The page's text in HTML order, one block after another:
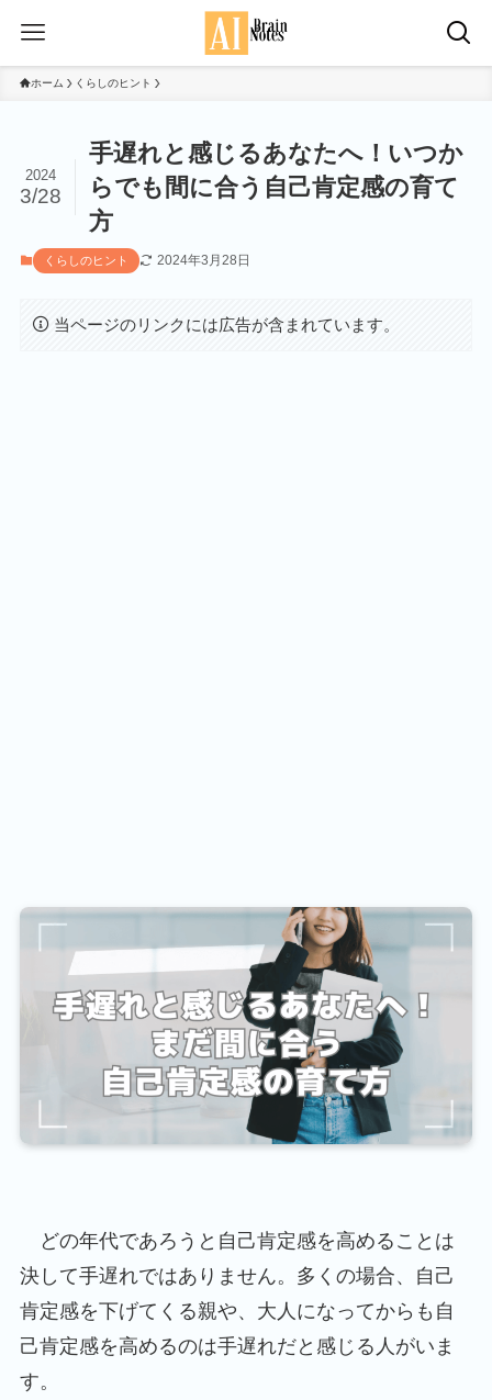
ホーム くらしのヒント
手遅れと感じるあなたへ！いつか
らでも間に合う自己肯定感の育て
方
2024
3/28
くらしのヒント 2024年3月28日
当ページのリンクには広告が含まれています。
どの年代であろうと自己肯定感を高めることは
決して手遅れではありません。多くの場合、自己
肯定感を下げてくる親や、大人になってからも自
己肯定感を高めるのは手遅れだと感じる人がいま
す。